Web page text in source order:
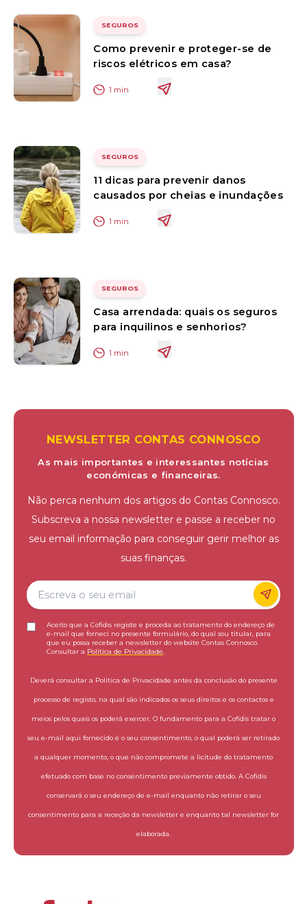
SEGUROS
Como prevenir e proteger-se de
riscos elétricos em casa?
1 min
SEGUROS
11 dicas para prevenir danos
causados por cheias e inundações
1 min
SEGUROS
Casa arrendada: quais os seguros
para inquilinos e senhorios?
1 min
NEWSLETTER CONTAS CONNOSCO
As mais importantes e interessantes notícias
económicas e financeiras.
Não perca nenhum dos artigos do Contas Connosco.
Subscreva a nossa newsletter e passe a receber no
seu email informação para conseguir gerir melhor as
suas finanças.
Aceito que a Cofidis registe e proceda ao tratamento do endereço de
e-mail que forneci no presente formulário, do qual sou titular, para
que eu possa receber a newsletter do website Contas Connosco.
Consultar a Política de Privacidade
Deverá consultar a Política de Privacidade antes da conclusão do presente
processo de registo, na qual são indicados os seus direitos e os contactos e
meios pelos quais os poderá exercer. O fundamento para a Cofidis tratar o
seu e-mail aqui fornecido é o seu consentimento, o qual poderá ser retirado
a qualquer momento, o que não compromete a licitude do tratamento
efetuado com base no consentimento previamente obtido. A Cofidis
conservará o seu endereço de e-mail enquanto não retirar o seu
consentimento para a receção da newsletter e enquanto tal newsletter for
elaborada.